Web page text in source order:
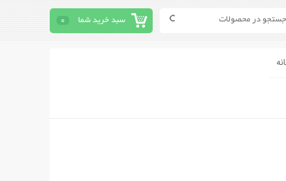
سبد خرید شما 0